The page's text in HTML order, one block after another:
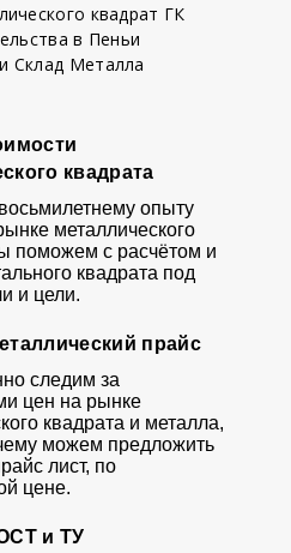
квадрат ГК
в Пеньи
Склад Металла
квадрата
опыту
металлического
поможем с расчётом и
квадрата под
и цели.
прайс
следим за
цен на рынке
квадрата и металла,
можем предложить
лист, по
цене.
и ТУ